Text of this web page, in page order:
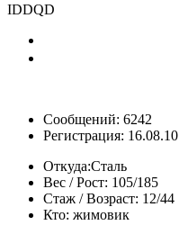
IDDQD
Сообщений: 6242
Регистрация: 16.08.10
Откуда:Сталь
Вес / Рост: 105/185
Стаж / Возраст: 12/44
Кто: жимовик